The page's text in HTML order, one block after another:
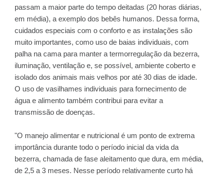
passam a maior parte do tempo deitadas (20 horas diárias,
em média), a exemplo dos bebês humanos. Dessa forma,
cuidados especiais com o conforto e as instalações são
muito importantes, como uso de baias individuais, com
palha na cama para manter a termorregulação da bezerra,
iluminação, ventilação e, se possível, ambiente coberto e
isolado dos animais mais velhos por até 30 dias de idade.
O uso de vasilhames individuais para fornecimento de
água e alimento também contribui para evitar a
transmissão de doenças.
"O manejo alimentar e nutricional é um ponto de extrema
importância durante todo o período inicial da vida da
bezerra, chamada de fase aleitamento que dura, em média,
de 2,5 a 3 meses. Nesse período relativamente curto há